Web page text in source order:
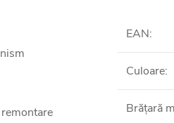
EAN:
Culoare:
Brățară